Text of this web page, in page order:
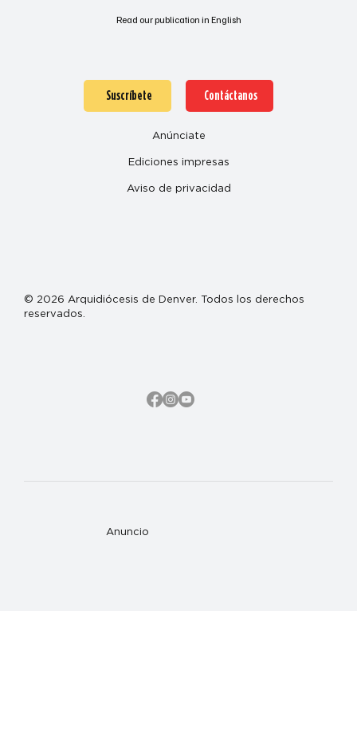
Read our publication in English
Anuncio
Suscríbete Contáctanos
Anúnciate
Ediciones impresas
Aviso de privacidad
© 2026 Arquidiócesis de Denver. Todos los derechos
reservados.